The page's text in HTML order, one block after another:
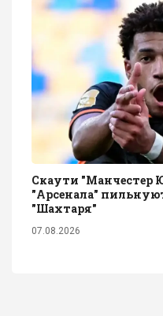
Скаути "Манчестер
"Арсенала"
"Шахтаря"
07.08.2026